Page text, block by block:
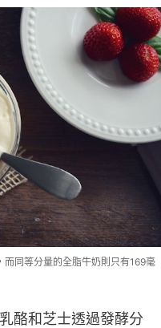
同等分量的全脂牛奶則只有169毫
酪和芝士透過發酵分